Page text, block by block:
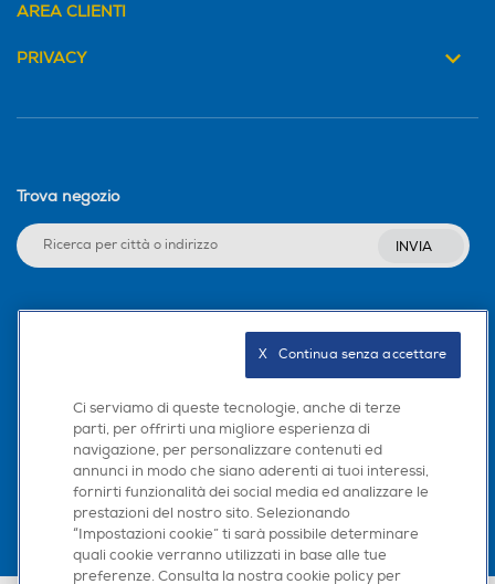
AREA CLIENTI
PRIVACY
Trova negozio
INVIA
Scarica la nostra app
Ci serviamo di queste tecnologie, anche di terze
parti, per offrirti una migliore esperienza di
navigazione, per personalizzare contenuti ed
annunci in modo che siano aderenti ai tuoi interessi,
fornirti funzionalità dei social media ed analizzare le
prestazioni del nostro sito. Selezionando
“Impostazioni cookie” ti sarà possibile determinare
quali cookie verranno utilizzati in base alle tue
preferenze. Consulta la nostra cookie policy per
X   Continua senza accettare